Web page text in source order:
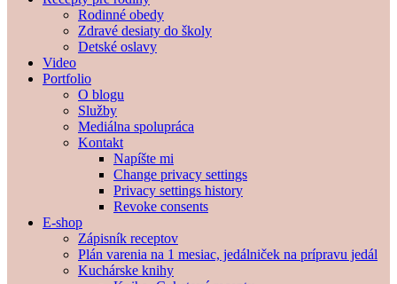
Rodinné obedy
Zdravé desiaty do školy
Detské oslavy
Video
Portfolio
O blogu
Služby
Mediálna spolupráca
Kontakt
Napíšte mi
Change privacy settings
Privacy settings history
Revoke consents
E-shop
Zápisník receptov
Plán varenia na 1 mesiac, jedálniček na prípravu jedál
Kuchárske knihy